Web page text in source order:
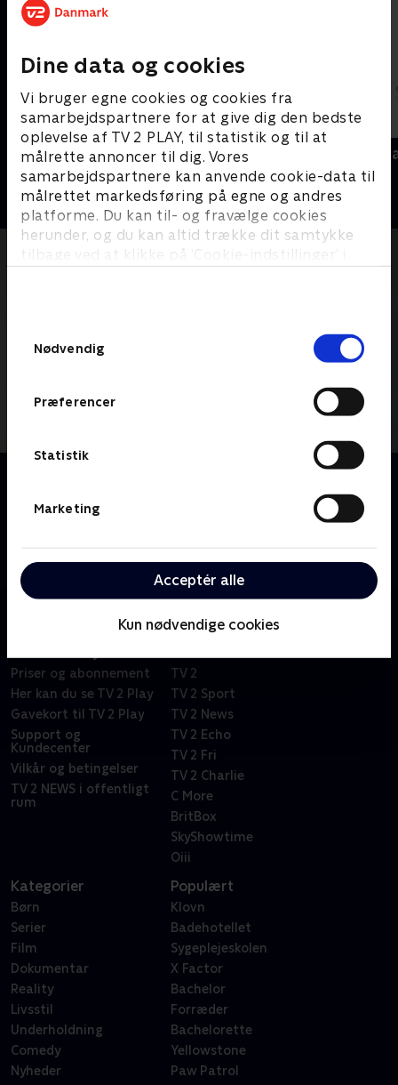
Dine data og cookies
Vi bruger egne cookies og cookies fra
samarbejdspartnere for at give dig den bedste
oplevelse af TV 2 PLAY, til statistik og til at
målrette annoncer til dig. Vores
samarbejdspartnere kan anvende cookie-data til
målrettet markedsføring på egne og andres
platforme. Du kan til- og fravælge cookies
herunder, og du kan altid trække dit samtykke
tilbage ved at klikke på ’Cookie-indstillinger’ i
Nødvendig
Præferencer
Statistik
Marketing
Acceptér alle
Kun nødvendige cookies
Jonatan Spangs Danmark
Comedy
Mick
Comedy
Med sine revsende iagttagelser og gode timing
hudfletter Jonatan Spang dagens Danmark med sin
Spang'
Priser og abonnement
Her kan du se TV 2 Play
Gavekort til TV 2 Play
Support og
Kundecenter
Vilkår og betingelser
TV 2 NEWS i offentligt
rum
TV 2
TV 2 Sport
TV 2 News
TV 2 Echo
TV 2 Fri
TV 2 Charlie
C More
BritBox
SkyShowtime
Oiii
Kategorier
Børn
Serier
Film
Dokumentar
Reality
Livsstil
Underholdning
Comedy
Nyheder
Populært
Klovn
Badehotellet
Sygeplejeskolen
X Factor
Bachelor
Forræder
Bachelorette
Yellowstone
Paw Patrol